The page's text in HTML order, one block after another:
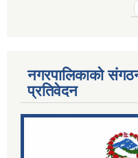
नगरपालिकाको
प्रतिवेदन